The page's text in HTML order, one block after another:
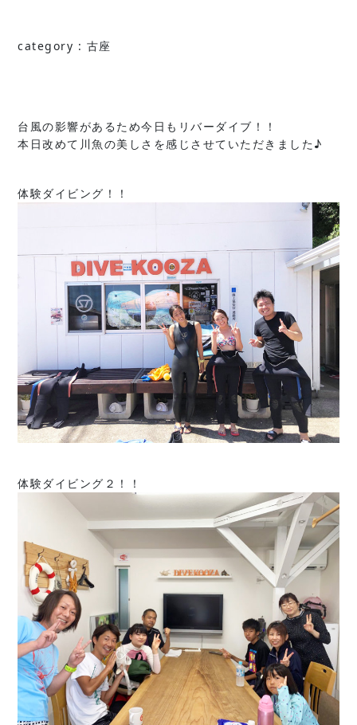
category : 古座
台風の影響があるため今日もリバーダイブ！！
本日改めて川魚の美しさを感じさせていただきました♪
体験ダイビング！！
体験ダイビング２！！